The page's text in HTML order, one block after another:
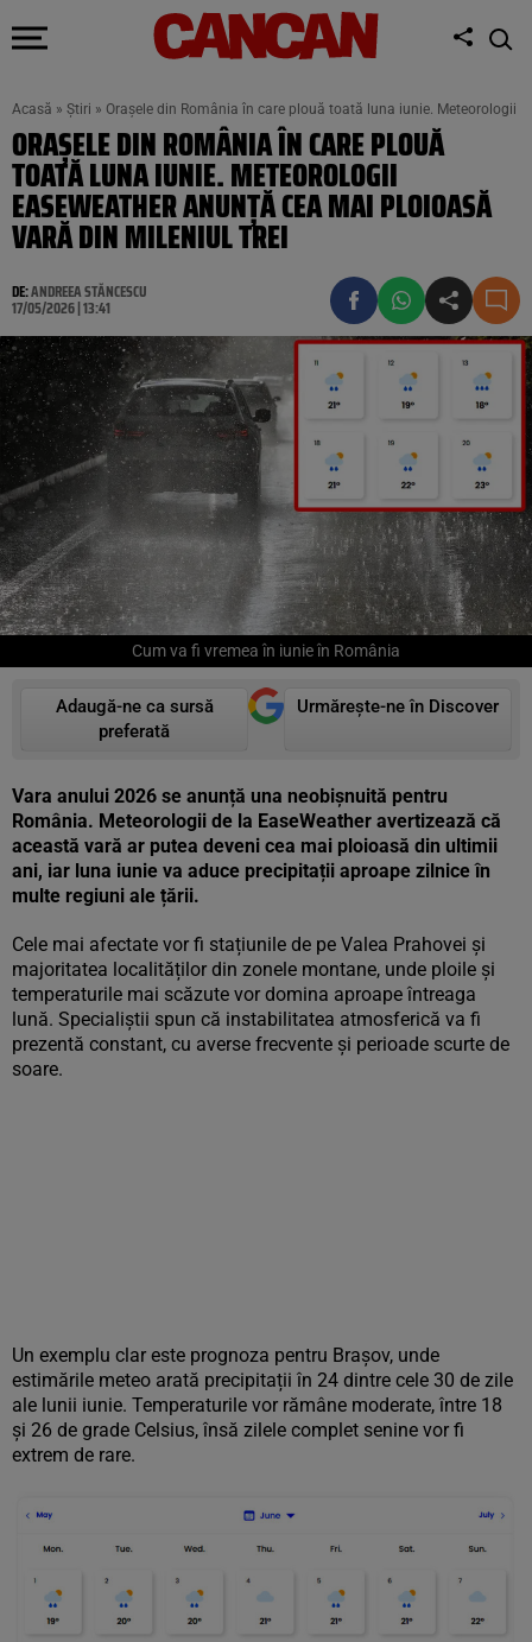
Acasă » Știri » Orașele din România în care plouă toată luna iunie. Meteorologii
ORAȘELE DIN ROMÂNIA ÎN CARE PLOUĂ
TOATĂ LUNA IUNIE. METEOROLOGII
EASEWEATHER ANUNȚĂ CEA MAI PLOIOASĂ
VARĂ DIN MILENIUL TREI
DE:ANDREEA STĂNCESCU
17/05/2026 | 13:41
Cum va fi vremea în iunie în România
Adaugă-ne ca sursă
preferată
Urmărește-ne în Discover
Vara anului 2026 se anunță una neobișnuită pentru
România. Meteorologii de la EaseWeather avertizează că
această vară ar putea deveni cea mai ploioasă din ultimii
ani, iar luna iunie va aduce precipitații aproape zilnice în
multe regiuni ale țării.
Cele mai afectate vor fi stațiunile de pe Valea Prahovei și
majoritatea localităților din zonele montane, unde ploile și
temperaturile mai scăzute vor domina aproape întreaga
lună. Specialiștii spun că instabilitatea atmosferică va fi
prezentă constant, cu averse frecvente și perioade scurte de
soare.
Un exemplu clar este prognoza pentru Brașov, unde
estimările meteo arată precipitații în 24 dintre cele 30 de zile
ale lunii iunie. Temperaturile vor rămâne moderate, între 18
și 26 de grade Celsius, însă zilele complet senine vor fi
extrem de rare.